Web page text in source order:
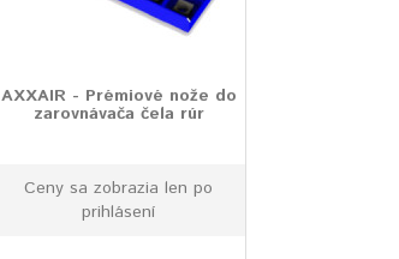
AXXAIR - Prémiové nože do
zarovnávača čela rúr
Ceny sa zobrazia len po
prihlásení